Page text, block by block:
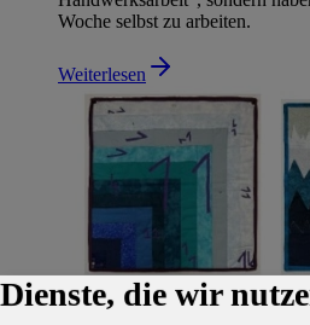
Woche selbst zu arbeiten.
Weiterlesen
Dienste, die wir